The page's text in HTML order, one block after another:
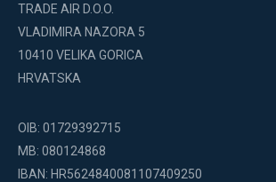
TRADE AIR D.O.O.
VLADIMIRA NAZORA 5
10410 VELIKA GORICA
HRVATSKA
OIB: 01729392715
MB: 080124868
IBAN: HR5624840081107409250